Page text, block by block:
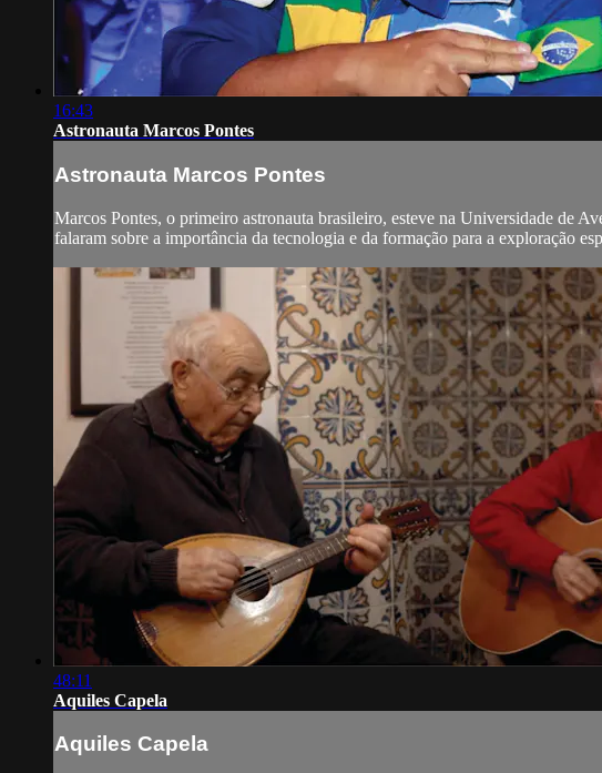
16:43
Astronauta Marcos Pontes
Astronauta Marcos Pontes
Marcos Pontes, o primeiro astronauta brasileiro, esteve na Universidade de
falaram sobre a importância da tecnologia e da formação para a exploração
48:11
Aquiles Capela
Aquiles Capela